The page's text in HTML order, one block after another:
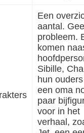
Een
aantal.
probleem.
komen
Sibille,
hun
een oma
paar
voor in het
verhaal,